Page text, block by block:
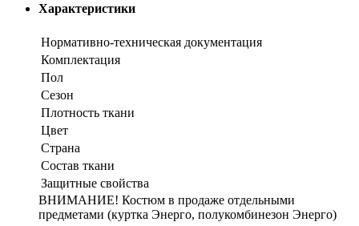
Характеристики
Нормативно-техническая документация
Комплектация
Пол
Сезон
Плотность ткани
Цвет
Страна
Состав ткани
Защитные свойства
ВНИМАНИЕ! Костюм в продаже отдельными
предметами (куртка Энерго, полукомбинезон Энерго)